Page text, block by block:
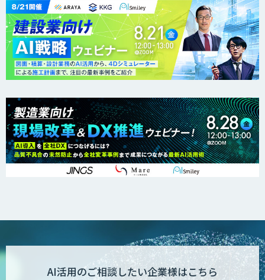
AI活用のご相談したい企業様はこちら